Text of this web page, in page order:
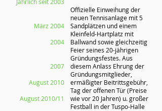
März 2004
2004
2007
August 2010
August 2010/11
Offizielle Einweihung der
neuen Tennisanlage mit 5
Sandplätzen und einem
Kleinfeld-Hartplatz mit
Ballwand sowie gleichzeitig
Feier seines 20-jährigen
Gründungsfestes. Aus
diesem Anlass Ehrung der
Gründungsmitglieder,
ermäßigter Beitrittsgebühr,
Tag der offenen Tür (Preise
wie vor 20 Jahren) u. großer
Festball in der Tuspo-Halle